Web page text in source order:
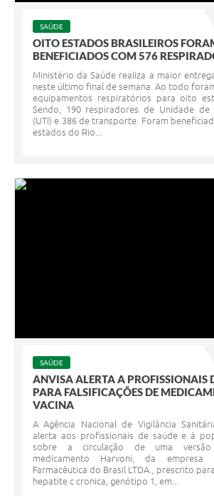
SAÚDE
OITO ESTADOS BRASILEIROS
BENEFICIADOS COM 576
Ministério da Saúde realiza a maior
neste último final de semana. Ao todo
equipamentos respiratórios para oito
Sendo, 190 respiradores de Unidade de
(UTI) e 386 de transporte. Foram
estados do Rio...
SAÚDE
ANVISA ALERTA A PROFISSIONAIS
PARA FALSIFICAÇÕES DE
VACINA
A Agência Nacional de Vigilância
alerta aos profissionais de saúde e à
sobre a circulação de uma
medicamento Harvoni, da empresa
Farmacêutica do Brasil LTDA., prescrito
hepatite c cronica, genótipo 1, em...